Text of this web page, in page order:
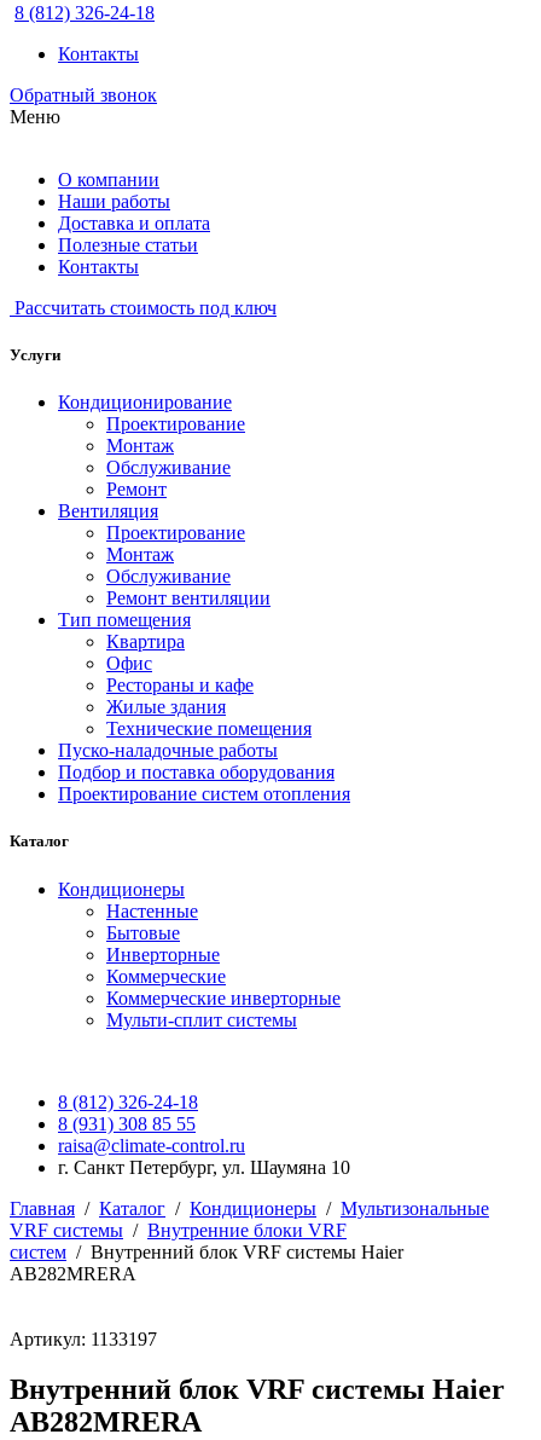
8 (812) 326-24-18
Контакты
Обратный звонок
Меню
О компании
Наши работы
Доставка и оплата
Полезные статьи
Контакты
Рассчитать стоимость под ключ
Услуги
Кондиционирование
Проектирование
Монтаж
Обслуживание
Ремонт
Вентиляция
Проектирование
Монтаж
Обслуживание
Ремонт вентиляции
Тип помещения
Квартира
Офис
Рестораны и кафе
Жилые здания
Технические помещения
Пуско-наладочные работы
Подбор и поставка оборудования
Проектирование систем отопления
Каталог
Кондиционеры
Настенные
Бытовые
Инверторные
Коммерческие
Коммерческие инверторные
Мульти-сплит системы
8 (812) 326-24-18
8 (931) 308 85 55
raisa@climate-control.ru
г. Санкт Петербург, ул. Шаумяна 10
Главная / Каталог / Кондиционеры / Мультизональные
VRF системы / Внутренние блоки VRF
систем / Внутренний блок VRF системы Haier
AB282MRERA
Артикул: 1133197
Внутренний блок VRF системы Haier
AB282MRERA